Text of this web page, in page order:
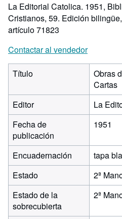
La Editorial Catolica. 1951,
Cristianos, 59. Edición
artículo 71823
Contactar al vendedor
Título
Obras
Cartas
Editor
La
Fecha de
publicación
1951
Encuadernación
tapa
Estado
2ª
Estado de la
sobrecubierta
2ª